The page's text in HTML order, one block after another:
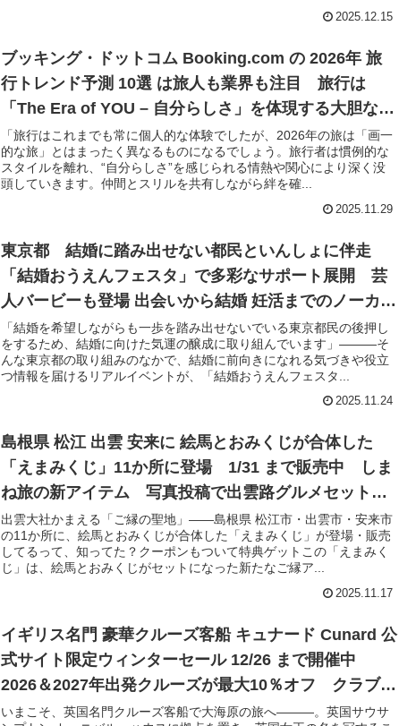
2025.12.15
ブッキング・ドットコム Booking.com の 2026年 旅
行トレンド予測 10選 は旅人も業界も注目 旅行は
「The Era of YOU – 自分らしさ」を体現する大胆な自
己表現の舞台へ
「旅行はこれまでも常に個人的な体験でしたが、2026年の旅は「画一
的な旅」とはまったく異なるものになるでしょう。旅行者は慣例的な
スタイルを離れ、“自分らしさ”を感じられる情熱や関心により深く没
頭していきます。仲間とスリルを共有しながら絆を確...
2025.11.29
東京都 結婚に踏み出せない都民といんしょに伴走
「結婚おうえんフェスタ」で多彩なサポート展開 芸
人バービーも登場 出会いから結婚 妊活までのノーカッ
ト収録映像にヒントがいっぱい
「結婚を希望しながらも一歩を踏み出せないでいる東京都民の後押し
をするため、結婚に向けた気運の醸成に取り組んでいます」―――そ
んな東京都の取り組みのなかで、結婚に前向きになれる気づきや役立
つ情報を届けるリアルイベントが、「結婚おうえんフェスタ...
2025.11.24
島根県 松江 出雲 安来に 絵馬とおみくじが合体した
「えまみくじ」11か所に登場 1/31 まで販売中 しま
ね旅の新アイテム 写真投稿で出雲路グルメセットが
20名に当たる
出雲大社かまえる「ご縁の聖地」――島根県 松江市・出雲市・安来市
の11か所に、絵馬とおみくじが合体した「えまみくじ」が登場・販売
してるって、知ってた？クーポンもついて特典ゲットこの「えまみく
じ」は、絵馬とおみくじがセットになった新たなご縁ア...
2025.11.17
イギリス名門 豪華クルーズ客船 キュナード Cunard 公
式サイト限定ウィンターセール 12/26 まで開催中
2026＆2027年出発クルーズが最大10％オフ クラブ会
員にもお得な特典あり
いまこそ、英国名門クルーズ客船で大海原の旅へ―――。英国サウサ